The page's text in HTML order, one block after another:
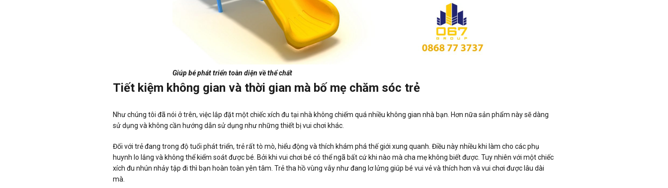
Giúp bé phát triển toàn diện về thể chất
Tiết kiệm không gian và thời gian mà bố mẹ chăm sóc trẻ
Như chúng tôi đã nói ở trên, việc lắp đặt một chiếc xích đu tại nhà không chiếm quá nhiều không gian nhà bạn. Hơn nữa sản phẩm này sẽ dàng
sử dụng và không cần hướng dẫn sử dụng như những thiết bị vui chơi khác.
Đối với trẻ đang trong độ tuổi phát triển, trẻ rất tò mò, hiểu động và thích khám phá thế giới xung quanh. Điều này nhiều khi làm cho các phụ
huynh lo lắng và không thể kiểm soát được bé. Bởi khi vui chơi bé có thể ngã bất cứ khi nào mà cha mẹ không biết được. Tuy nhiên với một chiếc
xích đu nhún nhảy tập đi thì bạn hoàn toàn yên tâm. Trẻ tha hồ vùng vẫy như đang lơ lửng giúp bé vui vẻ và thích hơn và vui chơi được lâu dài
mà.